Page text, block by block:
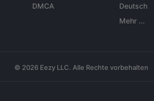
DMCA
Deutsch
Mehr ...
© 2026 Eezy LLC. Alle Rechte vorbehalten